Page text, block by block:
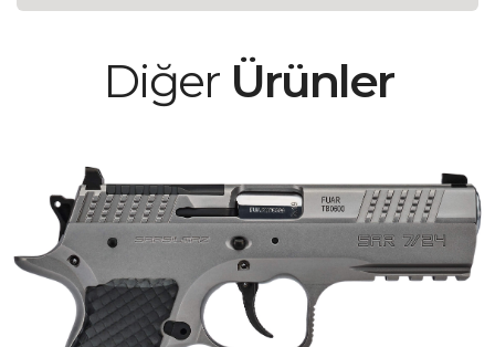
Diğer Ürünler